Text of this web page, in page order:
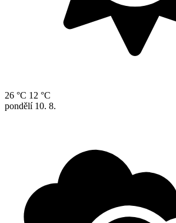
26 °C 12 °C
pondělí 10. 8.